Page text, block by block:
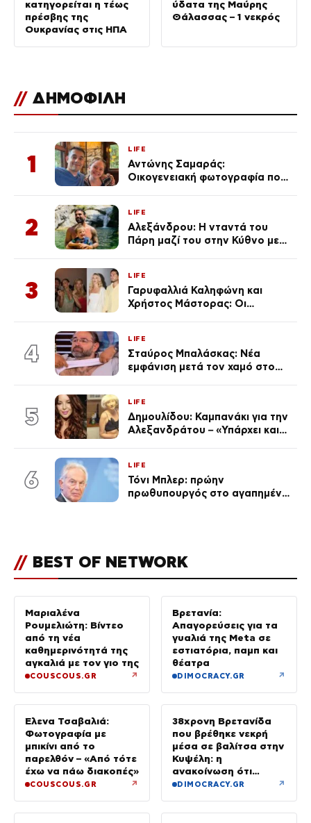
κατηγορείται η τέως
πρέσβης της
Ουκρανίας στις ΗΠΑ
ύδατα της Μαύρης
Θάλασσας – 1 νεκρός
// ΔΗΜΟΦΙΛΗ
1
LIFE
Αντώνης Σαμαράς:
Οικογενειακή φωτογραφία που
Λένας
2
LIFE
Αλεξάνδρου: Η νταντά του
Πάρη μαζί του στην Κύθνο με
3
LIFE
Γαρυφαλλιά Καληφώνη και
Χρήστος Μάστορας: Οι
απαρατήρητη
4
LIFE
Σταύρος Μπαλάσκας: Νέα
εμφάνιση μετά τον χαμό στο
5
LIFE
Δημουλίδου: Καμπανάκι για την
Αλεξανδράτου – «Υπάρχει και
6
LIFE
Τόνι Μπλερ: πρώην
πρωθυπουργός στο αγαπημένο
// BEST OF NETWORK
Μαριαλένα
Ρουμελιώτη: Βίντεο
από τη νέα
καθημερινότητά της
αγκαλιά με τον γιο της
COUSCOUS.GR ↗
Βρετανία:
Απαγορεύσεις για τα
γυαλιά της Meta σε
εστιατόρια, παμπ και
θέατρα
DIMOCRACY.GR ↗
Έλενα Τσαβαλιά:
Φωτογραφία με
μπικίνι από το
παρελθόν – «Από τότε
έχω να πάω διακοπές»
COUSCOUS.GR ↗
38χρονη Βρετανίδα
που βρέθηκε νεκρή
μέσα σε βαλίτσα στην
Κυψέλη: η
ανακοίνωση ότι
«αφιέρωσε τη ζωή
DIMOCRACY.GR ↗